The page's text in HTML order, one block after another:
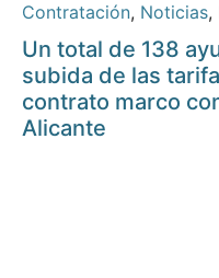
Contratación, Noticias,
Un total de 138
subida de las
contrato marco
Alicante